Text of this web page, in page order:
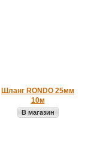
Шланг RONDO 25мм
10м
В магазин